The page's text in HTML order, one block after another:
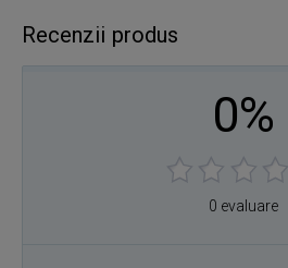
Recenzii produs
0%
0 evaluare